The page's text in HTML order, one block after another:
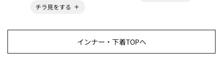
チラ見をする
インナー・下着TOPへ